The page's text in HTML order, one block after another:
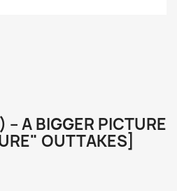
‎– A BIGGER PICTURE
OUTTAKES]